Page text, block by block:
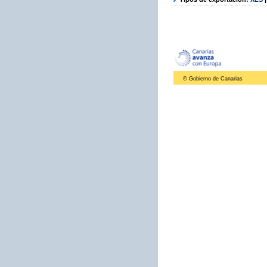
© Gobierno de Canarias